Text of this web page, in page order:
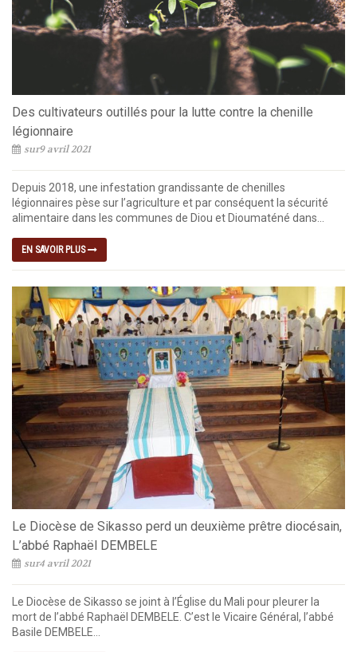
Des cultivateurs outillés pour la lutte contre la chenille
légionnaire
sur9 avril 2021
Depuis 2018, une infestation grandissante de chenilles
légionnaires pèse sur l’agriculture et par conséquent la sécurité
alimentaire dans les communes de Diou et Dioumaténé dans...
EN SAVOIR PLUS
Le Diocèse de Sikasso perd un deuxième prêtre diocésain,
L’abbé Raphaël DEMBELE
sur4 avril 2021
Le Diocèse de Sikasso se joint à l’Église du Mali pour pleurer la
mort de l’abbé Raphaël DEMBELE. C’est le Vicaire Général, l’abbé
Basile DEMBELE...